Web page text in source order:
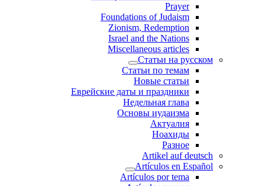
Prayer
Foundations of Judaism
Zionism, Redemption
Israel and the Nations
Miscellaneous articles
Статьи на русском
Статьи по темам
Новые статьи
Еврейские даты и праздники
Недельная глава
Основы иудаизма
Актуалия
Ноахиды
Разное
Artikel auf deutsch
Artículos en Español
Artículos por tema